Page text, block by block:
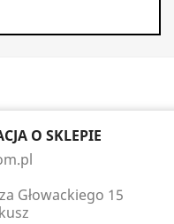
O SKLEPIE
Głowackiego 15